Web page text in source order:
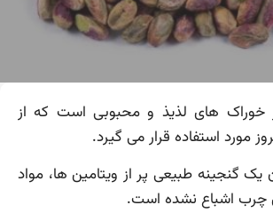
خوراک های لذیذ و محبوبی است که از
مورد استفاده قرار می گیرد.
گنجینه طبیعی پر از ویتامین ها، مواد
چرب اشباع نشده است.